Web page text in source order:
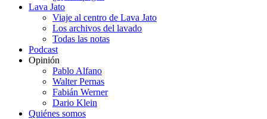
Lava Jato
Viaje al centro de Lava Jato
Los archivos del lavado
Todas las notas
Podcast
Opinión
Pablo Alfano
Walter Pernas
Fabián Werner
Dario Klein
Quiénes somos